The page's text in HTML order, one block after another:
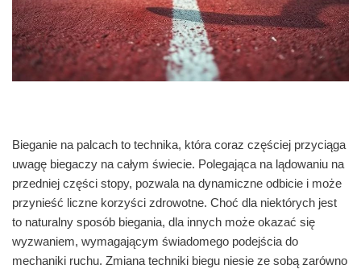
Bieganie na palcach to technika, która coraz częściej przyciąga
uwagę biegaczy na całym świecie. Polegająca na lądowaniu na
przedniej części stopy, pozwala na dynamiczne odbicie i może
przynieść liczne korzyści zdrowotne. Choć dla niektórych jest
to naturalny sposób biegania, dla innych może okazać się
wyzwaniem, wymagającym świadomego podejścia do
mechaniki ruchu. Zmiana techniki biegu niesie ze sobą zarówno